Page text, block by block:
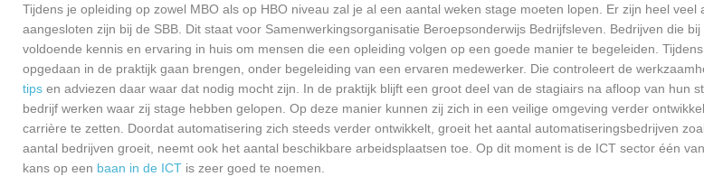
Tijdens je opleiding op zowel MBO als op HBO niveau zal je al een aantal weken stage moeten lopen. Er zijn heel veel
aangesloten zijn bij de SBB. Dit staat voor Samenwerkingsorganisatie Beroepsonderwijs Bedrijfsleven. Bedrijven die
voldoende kennis en ervaring in huis om mensen die een opleiding volgen op een goede manier te begeleiden.
opgedaan in de praktijk gaan brengen, onder begeleiding van een ervaren medewerker. Die controleert de
tips en adviezen daar waar dat nodig mocht zijn. In de praktijk blijft een groot deel van de stagiairs na afloop van hun
bedrijf werken waar zij stage hebben gelopen. Op deze manier kunnen zij zich in een veilige omgeving verder
carrière te zetten. Doordat automatisering zich steeds verder ontwikkelt, groeit het aantal automatiseringsbedrijven
aantal bedrijven groeit, neemt ook het aantal beschikbare arbeidsplaatsen toe. Op dit moment is de ICT sector één
kans op een baan in de ICT is zeer goed te noemen.